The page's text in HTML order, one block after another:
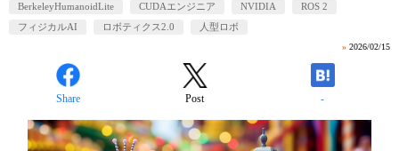
BerkeleyHumanoidLite CUDAエンジニア NVIDIA
ROS 2
フィジカルAI
ロボティクス2.0 人型ロボ
» 2026/02/15
Share Post -